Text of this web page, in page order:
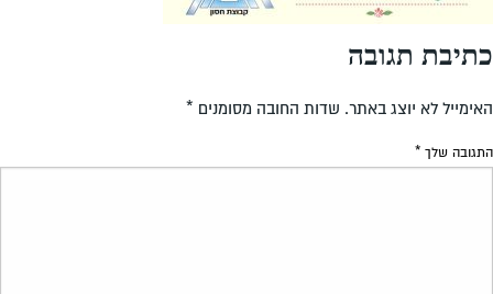
כתיבת תגובה
האימייל לא יוצג באתר. שדות החובה מסומנים *
התגובה שלך *